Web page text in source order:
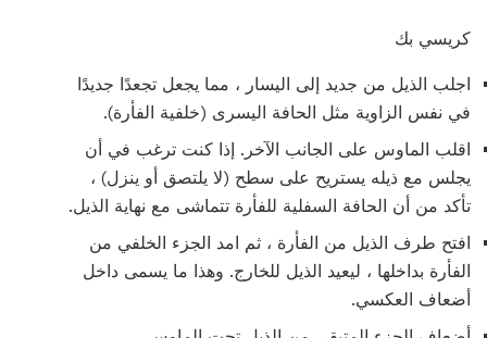
كريسي بك
اجلب الذيل من جديد إلى اليسار ، مما يجعل تجعدًا جديدًا
في نفس الزاوية مثل الحافة اليسرى (خلفية الفأرة).
اقلب الماوس على الجانب الآخر. إذا كنت ترغب في أن
يجلس مع ذيله يستريح على سطح (لا يلتصق أو ينزل) ،
تأكد من أن الحافة السفلية للفأرة تتماشى مع نهاية الذيل.
افتح طرف الذيل من الفأرة ، ثم امد الجزء الخلفي من
الفأرة بداخلها ، ليعيد الذيل للخارج. وهذا ما يسمى داخل
أضعاف العكسي.